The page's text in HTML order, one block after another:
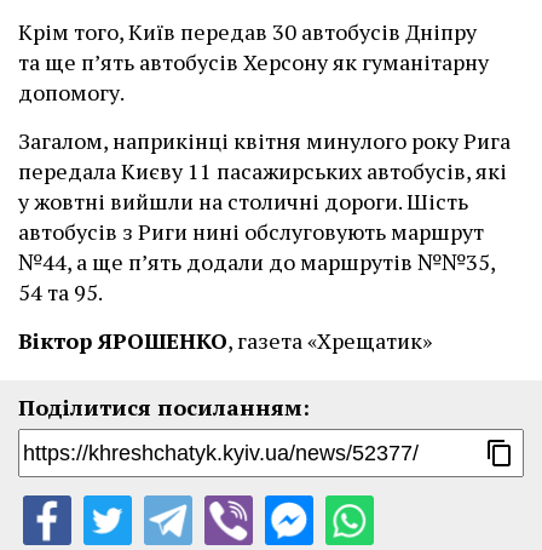
Крім того, Київ передав 30 автобусів Дніпру
та ще п’ять автобусів Херсону як гуманітарну
допомогу.
Загалом, наприкінці квітня минулого року Рига
передала Києву 11 пасажирських автобусів, які
у жовтні вийшли на столичні дороги. Шість
автобусів з Риги нині обслуговують маршрут
№44, а ще п’ять додали до маршрутів №№35,
54 та 95.
Віктор ЯРОШЕНКО, газета «Хрещатик»